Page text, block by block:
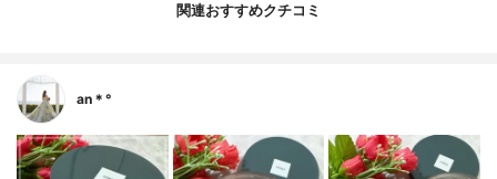
関連おすすめクチコミ
an＊°